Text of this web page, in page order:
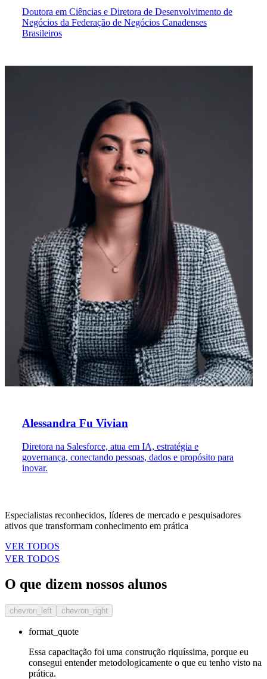
Doutora em Ciências e Diretora de Desenvolvimento de
Negócios da Federação de Negócios Canadenses
Brasileiros
Alessandra Fu Vivian
Diretora na Salesforce, atua em IA, estratégia e
governança, conectando pessoas, dados e propósito para
inovar.
Especialistas reconhecidos, líderes de mercado e pesquisadores
ativos que transformam conhecimento em prática
VER TODOS
VER TODOS
O que dizem nossos alunos
chevron_left chevron_right
format_quote
Essa capacitação foi uma construção riquíssima, porque eu
consegui entender metodologicamente o que eu tenho visto na
prática.